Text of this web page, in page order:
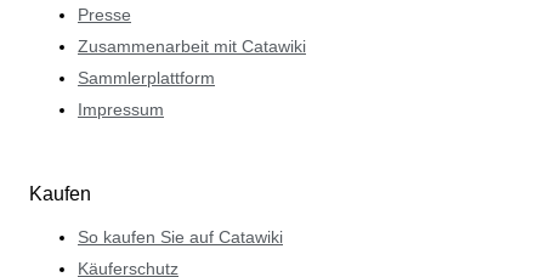
Presse
Zusammenarbeit mit Catawiki
Sammlerplattform
Impressum
Kaufen
So kaufen Sie auf Catawiki
Käuferschutz